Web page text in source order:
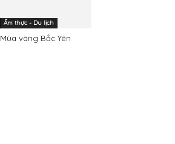
Ẩm thực - Du lịch
Mùa vàng Bắc Yên